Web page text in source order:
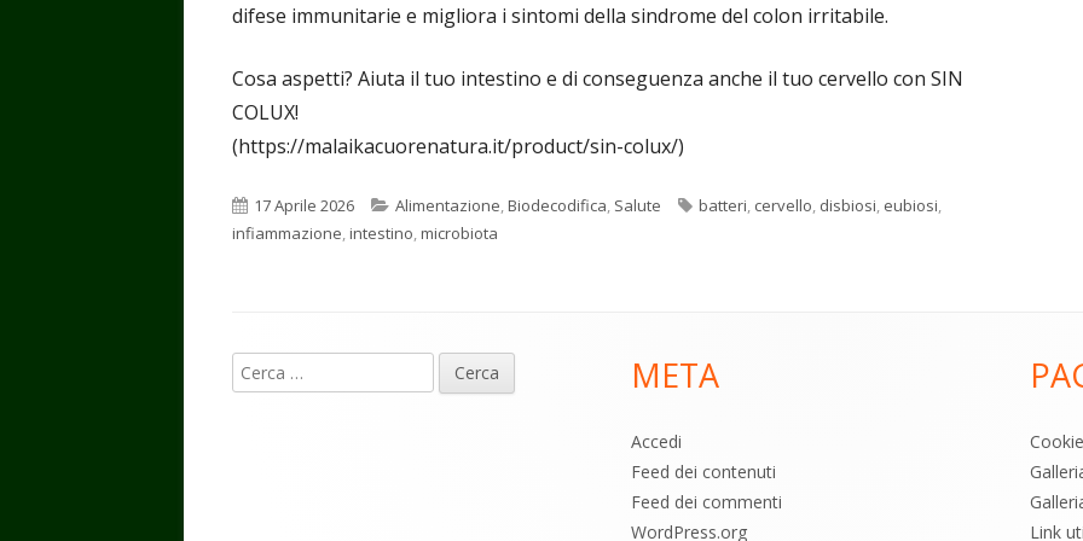
difese immunitarie e migliora i sintomi della sindrome del colon irritabile.
Cosa aspetti? Aiuta il tuo intestino e di conseguenza anche il tuo cervello con SIN
COLUX!
(https://malaikacuorenatura.it/product/sin-colux/)
Pubblicato
17 Aprile 2026 Categorie
Alimentazione,Biodecodifica, Salute Tag
batteri, cervello, disbiosi, eubiosi,
infiammazione,intestino,microbiota
piè
Ricerca
per:
META
Accedi
Feed dei contenuti
Feed dei commenti
WordPress.org
Link